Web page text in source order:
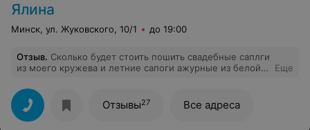
Ялина
Минск, ул. Жуковского, 10/1 до 19:00
Отзыв. Сколько будет стоить пошить свадебные саплги
из моего кружева и летние сапоги ажурные из белой
Еще
Отзывы27 Все адреса